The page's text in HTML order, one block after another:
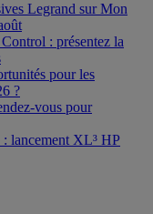
Legrand sur Mon
: présentez la
pour les
?
vous pour
: lancement XL³ HP